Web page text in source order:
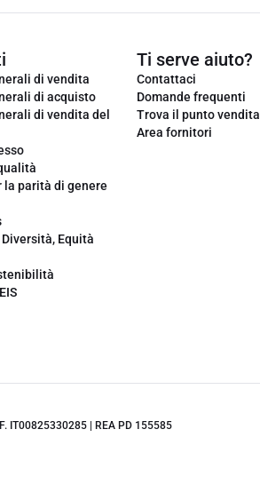
di vendita
di acquisto
di vendita del
la parità di genere
Equità
Ti serve aiuto?
Contattaci
Domande frequenti
Trova il punto vendita
Area fornitori
IT00825330285 | REA PD 155585